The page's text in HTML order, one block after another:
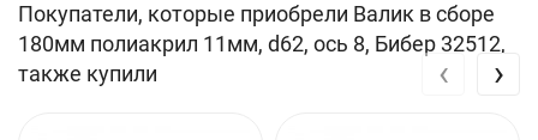
Покупатели, которые приобрели Валик в сборе
180мм полиакрил 11мм, d62, ось 8, Бибер 32512,
также купили
‹ ›